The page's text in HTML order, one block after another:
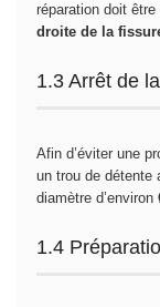
réparation doit
droite de la
1.3 Arrêt de
Afin d’éviter une
un trou de détente
diamètre d’environ
1.4